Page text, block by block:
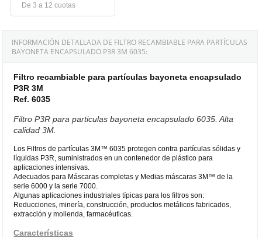
De 3 a 12 cuotas
INFORMACIÓN DETALLADA DE FILTRO RECAMBIABLE PARA PARTÍCULAS
BAYONETA ENCAPSULADO P3R 3M 6035:
Filtro recambiable para partículas bayoneta encapsulado
P3R 3M
Ref. 6035
Filtro P3R para particulas bayoneta encapsulado 6035. Alta
calidad 3M.
Los Filtros de partículas 3M™ 6035 protegen contra partículas sólidas y
líquidas P3R, suministrados en un contenedor de plástico para
aplicaciones intensivas.
Adecuados para Máscaras completas y Medias máscaras 3M™ de la
serie 6000 y la serie 7000.
Algunas aplicaciones industriales típicas para los filtros son:
Reducciones, minería, construcción, productos metálicos fabricados,
extracción y molienda, farmacéuticas.
Características